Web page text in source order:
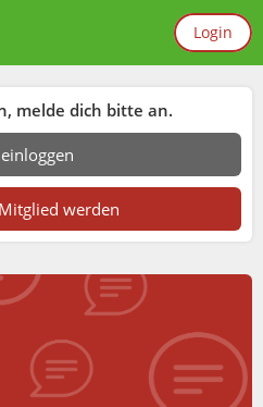
Login
melde dich bitte an.
werden